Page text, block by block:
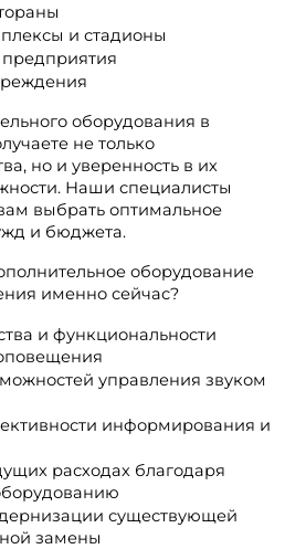
и стадионы
оборудования в
не только
но и уверенность в их
Наши специалисты
выбрать оптимальное
и бюджета.
оборудование
именно сейчас?
и функциональности
управления звуком
информирования и
расходах благодаря
существующей
замены